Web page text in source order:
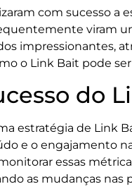
com sucesso
viram
impressionantes,
o Link Bait pode
do
estratégia de Link
e o engajamento
essas
as mudanças nas